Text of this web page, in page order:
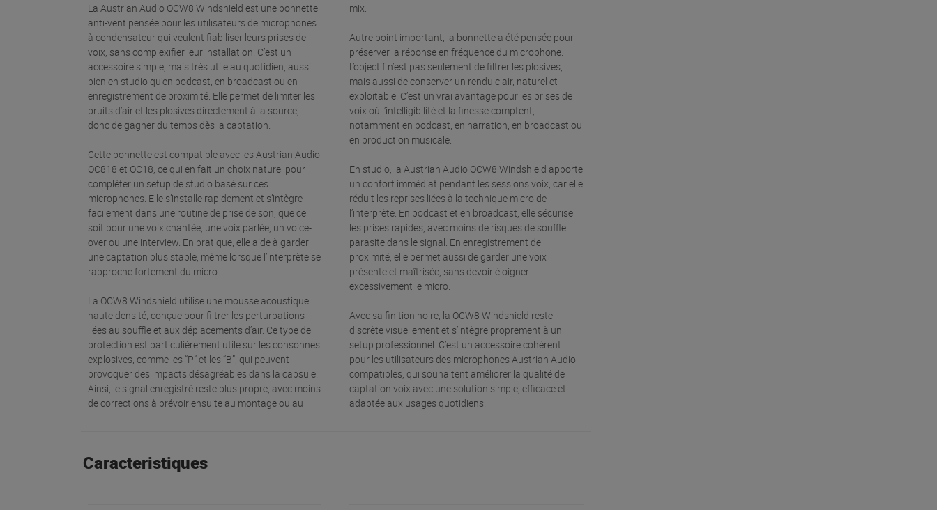
La Austrian Audio OCW8 Windshield est une bonnette
anti-vent pensée pour les utilisateurs de microphones
à condensateur qui veulent fiabiliser leurs prises de
voix, sans complexifier leur installation. C’est un
accessoire simple, mais très utile au quotidien, aussi
bien en studio qu’en podcast, en broadcast ou en
enregistrement de proximité. Elle permet de limiter les
bruits d’air et les plosives directement à la source,
donc de gagner du temps dès la captation.
Cette bonnette est compatible avec les Austrian Audio
OC818 et OC18, ce qui en fait un choix naturel pour
compléter un setup de studio basé sur ces
microphones. Elle s’installe rapidement et s’intègre
facilement dans une routine de prise de son, que ce
soit pour une voix chantée, une voix parlée, un voice-
over ou une interview. En pratique, elle aide à garder
une captation plus stable, même lorsque l’interprète se
rapproche fortement du micro.
La OCW8 Windshield utilise une mousse acoustique
haute densité, conçue pour filtrer les perturbations
liées au souffle et aux déplacements d’air. Ce type de
protection est particulièrement utile sur les consonnes
explosives, comme les “P” et les “B”, qui peuvent
provoquer des impacts désagréables dans la capsule.
Ainsi, le signal enregistré reste plus propre, avec moins
de corrections à prévoir ensuite au montage ou au
mix.
Autre point important, la bonnette a été pensée pour
préserver la réponse en fréquence du microphone.
L’objectif n’est pas seulement de filtrer les plosives,
mais aussi de conserver un rendu clair, naturel et
exploitable. C’est un vrai avantage pour les prises de
voix où l’intelligibilité et la finesse comptent,
notamment en podcast, en narration, en broadcast ou
en production musicale.
En studio, la Austrian Audio OCW8 Windshield apporte
un confort immédiat pendant les sessions voix, car elle
réduit les reprises liées à la technique micro de
l’interprète. En podcast et en broadcast, elle sécurise
les prises rapides, avec moins de risques de souffle
parasite dans le signal. En enregistrement de
proximité, elle permet aussi de garder une voix
présente et maîtrisée, sans devoir éloigner
excessivement le micro.
Avec sa finition noire, la OCW8 Windshield reste
discrète visuellement et s’intègre proprement à un
setup professionnel. C’est un accessoire cohérent
pour les utilisateurs des microphones Austrian Audio
compatibles, qui souhaitent améliorer la qualité de
captation voix avec une solution simple, efficace et
adaptée aux usages quotidiens.
Caracteristiques